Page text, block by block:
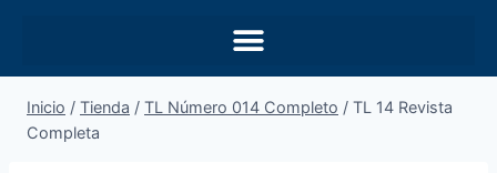
Inicio / Tienda / TL Número 014 Completo / TL 14 Revista
Completa